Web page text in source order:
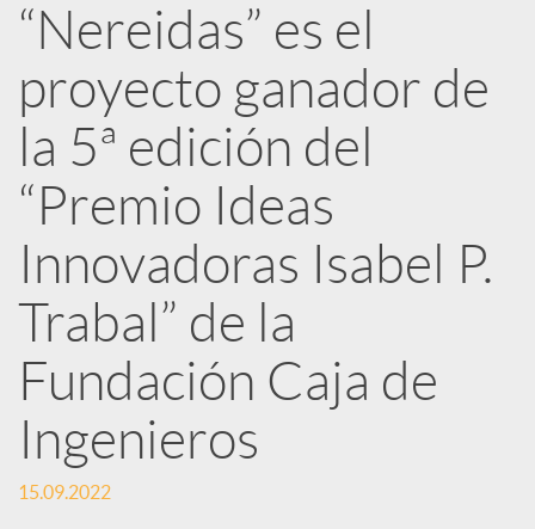
b
l
i
c
a
d
o
“Nereidas” es el
proyecto ganador de
la 5ª edición del
“Premio Ideas
Innovadoras Isabel P.
Trabal” de la
Fundación Caja de
Ingenieros
15.09.2022